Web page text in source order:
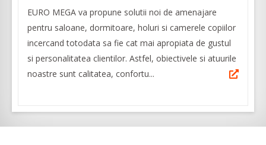
EURO MEGA va propune solutii noi de amenajare
pentru saloane, dormitoare, holuri si camerele copiilor
incercand totodata sa fie cat mai apropiata de gustul
si personalitatea clientilor. Astfel, obiectivele si atuurile
noastre sunt calitatea, confortu...